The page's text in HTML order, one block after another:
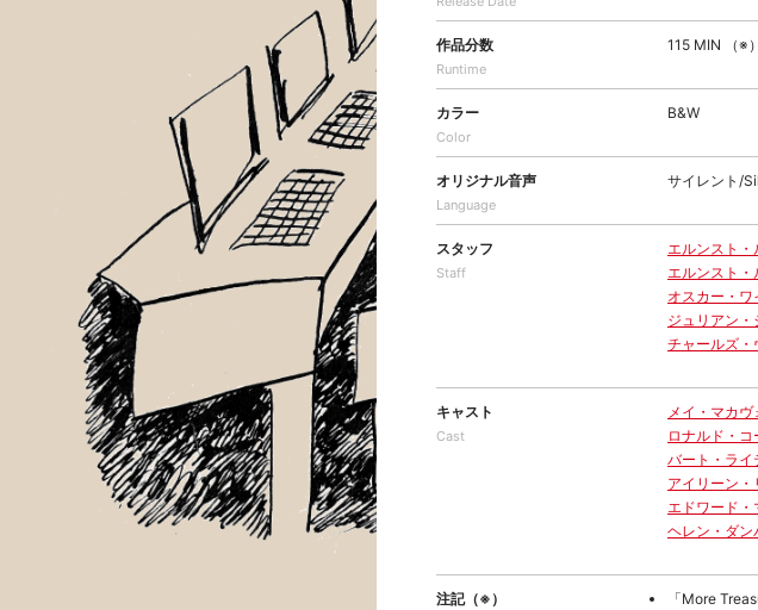
作品分数
Runtime
115 MIN （※）
カラー
Color
B&W
オリジナル音声
Language
サイレント/
スタッフ
Staff
エルンスト
エルンスト
オスカー・
ジュリアン
チャールズ
キャスト
Cast
メイ・マカ
ロナルド・
バート・ラ
アイリーン
エドワード
ヘレン・ダ
注記（※）
「More